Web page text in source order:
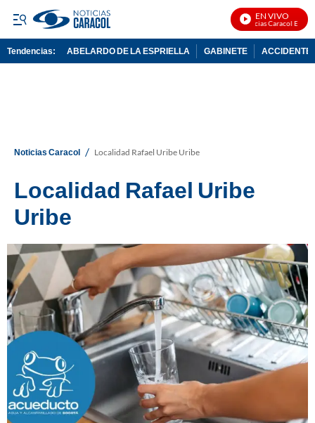
EN VIVO
Noticias Caracol En Vivo
Tendencias: ABELARDO DE LA ESPRIELLA GABINETE ACCIDENTE
Noticias Caracol / Localidad Rafael Uribe Uribe
Localidad Rafael Uribe
Uribe